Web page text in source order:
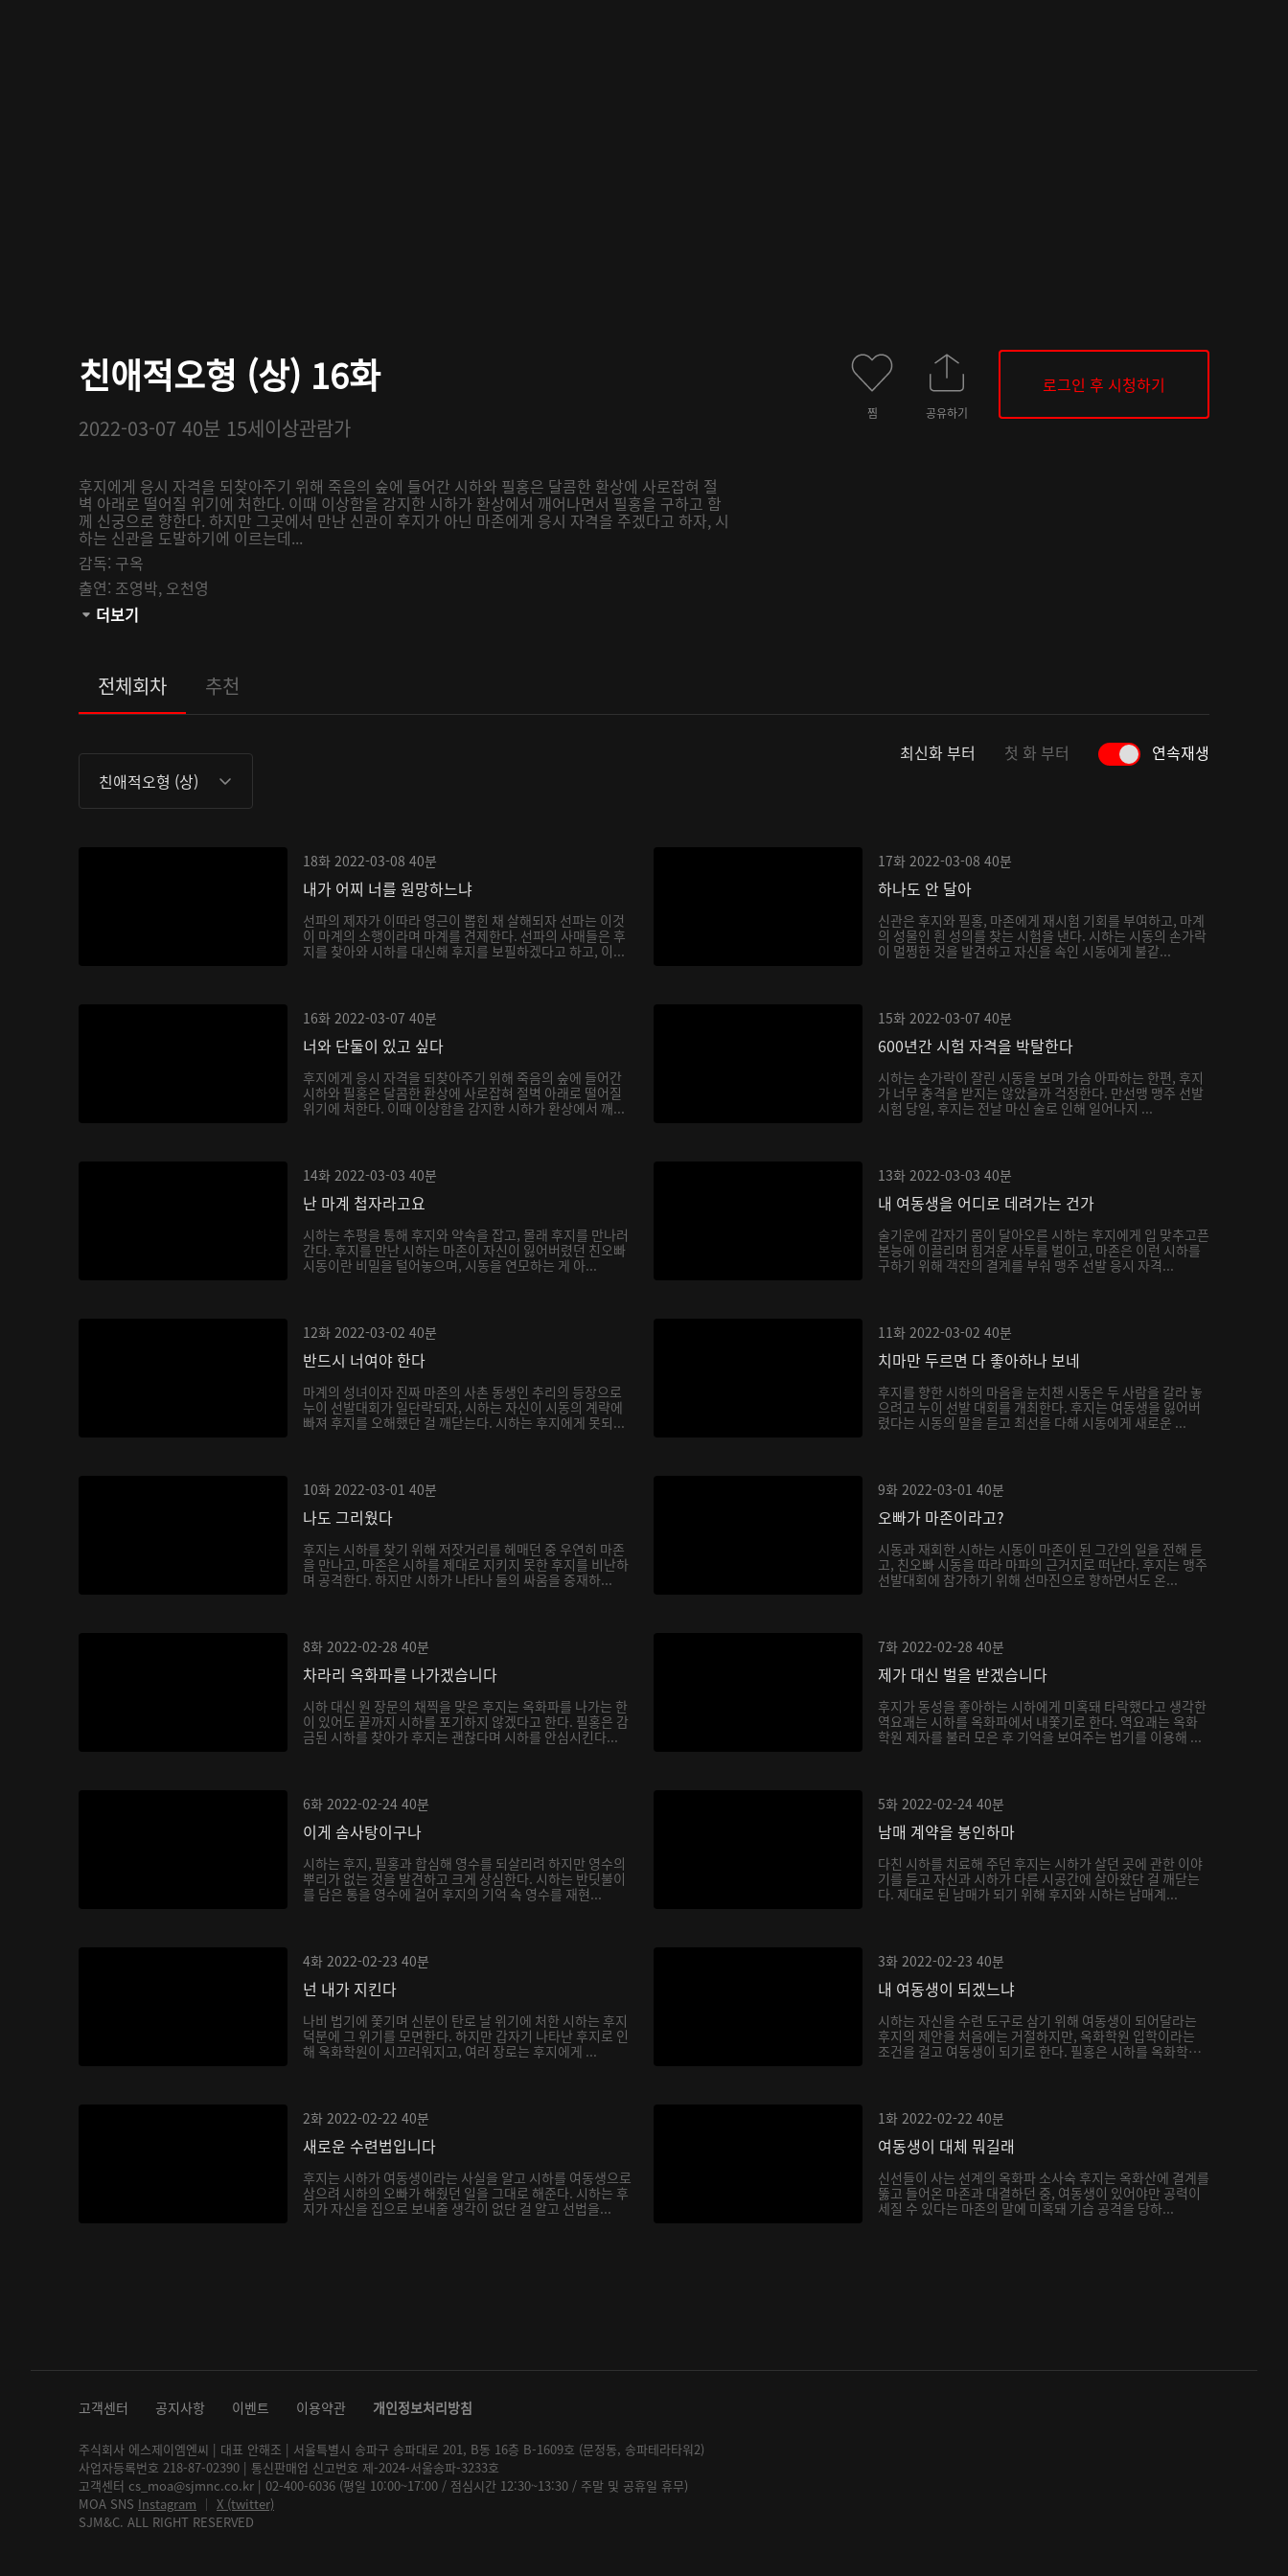
친애적오형 (상) 16화
2022-03-07 40분 15세이상관람가
후지에게 응시 자격을 되찾아주기 위해 죽음의 숲에 들어간 시하와 필홍은 달콤한 환상에 사로잡혀 절
벽 아래로 떨어질 위기에 처한다. 이때 이상함을 감지한 시하가 환상에서 깨어나면서 필홍을 구하고 함
께 신궁으로 향한다. 하지만 그곳에서 만난 신관이 후지가 아닌 마존에게 응시 자격을 주겠다고 하자, 시
하는 신관을 도발하기에 이르는데...
감독: 구옥
출연: 조영박, 오천영
관람등급:
더보기
찜 공유하기
로그인 후 시청하기
전체회차 추천
친애적오형 (상)
최신화 부터 첫 화 부터 연속재생
18화 2022-03-08 40분
내가 어찌 너를 원망하느냐
선파의 제자가 이따라 영근이 뽑힌 채 살해되자 선파는 이것
이 마계의 소행이라며 마계를 견제한다. 선파의 사매들은 후
지를 찾아와 시하를 대신해 후지를 보필하겠다고 하고, 이...
17화 2022-03-08 40분
하나도 안 달아
신관은 후지와 필홍, 마존에게 재시험 기회를 부여하고, 마계
의 성물인 흰 성의를 찾는 시험을 낸다. 시하는 시동의 손가락
이 멀쩡한 것을 발견하고 자신을 속인 시동에게 불같...
16화 2022-03-07 40분
너와 단둘이 있고 싶다
후지에게 응시 자격을 되찾아주기 위해 죽음의 숲에 들어간
시하와 필홍은 달콤한 환상에 사로잡혀 절벽 아래로 떨어질
위기에 처한다. 이때 이상함을 감지한 시하가 환상에서 깨...
15화 2022-03-07 40분
600년간 시험 자격을 박탈한다
시하는 손가락이 잘린 시동을 보며 가슴 아파하는 한편, 후지
가 너무 충격을 받지는 않았을까 걱정한다. 만선맹 맹주 선발
시험 당일, 후지는 전날 마신 술로 인해 일어나지 ...
14화 2022-03-03 40분
난 마계 첩자라고요
시하는 추평을 통해 후지와 약속을 잡고, 몰래 후지를 만나러
간다. 후지를 만난 시하는 마존이 자신이 잃어버렸던 친오빠
시동이란 비밀을 털어놓으며, 시동을 연모하는 게 아...
13화 2022-03-03 40분
내 여동생을 어디로 데려가는 건가
술기운에 갑자기 몸이 달아오른 시하는 후지에게 입 맞추고픈
본능에 이끌리며 힘겨운 사투를 벌이고, 마존은 이런 시하를
구하기 위해 객잔의 결계를 부숴 맹주 선발 응시 자격...
12화 2022-03-02 40분
반드시 너여야 한다
마계의 성녀이자 진짜 마존의 사촌 동생인 추리의 등장으로
누이 선발대회가 일단락되자, 시하는 자신이 시동의 계략에
빠져 후지를 오해했단 걸 깨닫는다. 시하는 후지에게 못되...
11화 2022-03-02 40분
치마만 두르면 다 좋아하나 보네
후지를 향한 시하의 마음을 눈치챈 시동은 두 사람을 갈라 놓
으려고 누이 선발 대회를 개최한다. 후지는 여동생을 잃어버
렸다는 시동의 말을 듣고 최선을 다해 시동에게 새로운 ...
10화 2022-03-01 40분
나도 그리웠다
후지는 시하를 찾기 위해 저잣거리를 헤매던 중 우연히 마존
을 만나고, 마존은 시하를 제대로 지키지 못한 후지를 비난하
며 공격한다. 하지만 시하가 나타나 둘의 싸움을 중재하...
9화 2022-03-01 40분
오빠가 마존이라고?
시동과 재회한 시하는 시동이 마존이 된 그간의 일을 전해 듣
고, 친오빠 시동을 따라 마파의 근거지로 떠난다. 후지는 맹주
선발대회에 참가하기 위해 선마진으로 향하면서도 온...
8화 2022-02-28 40분
차라리 옥화파를 나가겠습니다
시하 대신 원 장문의 채찍을 맞은 후지는 옥화파를 나가는 한
이 있어도 끝까지 시하를 포기하지 않겠다고 한다. 필홍은 감
금된 시하를 찾아가 후지는 괜찮다며 시하를 안심시킨다...
7화 2022-02-28 40분
제가 대신 벌을 받겠습니다
후지가 동성을 좋아하는 시하에게 미혹돼 타락했다고 생각한
역요괘는 시하를 옥화파에서 내쫓기로 한다. 역요괘는 옥화
학원 제자를 불러 모은 후 기억을 보여주는 법기를 이용해 ...
6화 2022-02-24 40분
이게 솜사탕이구나
시하는 후지, 필홍과 합심해 영수를 되살리려 하지만 영수의
뿌리가 없는 것을 발견하고 크게 상심한다. 시하는 반딧불이
를 담은 통을 영수에 걸어 후지의 기억 속 영수를 재현...
5화 2022-02-24 40분
남매 계약을 봉인하마
다친 시하를 치료해 주던 후지는 시하가 살던 곳에 관한 이야
기를 듣고 자신과 시하가 다른 시공간에 살아왔단 걸 깨닫는
다. 제대로 된 남매가 되기 위해 후지와 시하는 남매계...
4화 2022-02-23 40분
넌 내가 지킨다
나비 법기에 쫓기며 신분이 탄로 날 위기에 처한 시하는 후지
덕분에 그 위기를 모면한다. 하지만 갑자기 나타난 후지로 인
해 옥화학원이 시끄러워지고, 여러 장로는 후지에게 ...
3화 2022-02-23 40분
내 여동생이 되겠느냐
시하는 자신을 수련 도구로 삼기 위해 여동생이 되어달라는
후지의 제안을 처음에는 거절하지만, 옥화학원 입학이라는
조건을 걸고 여동생이 되기로 한다. 필홍은 시하를 옥화학
2화 2022-02-22 40분
새로운 수련법입니다
후지는 시하가 여동생이라는 사실을 알고 시하를 여동생으로
삼으려 시하의 오빠가 해줬던 일을 그대로 해준다. 시하는 후
지가 자신을 집으로 보내줄 생각이 없단 걸 알고 선법을...
1화 2022-02-22 40분
여동생이 대체 뭐길래
신선들이 사는 선계의 옥화파 소사숙 후지는 옥화산에 결계를
뚫고 들어온 마존과 대결하던 중, 여동생이 있어야만 공력이
세질 수 있다는 마존의 말에 미혹돼 기습 공격을 당하...
고객센터 공지사항 이벤트 이용약관 개인정보처리방침
주식회사 에스제이엠엔씨 | 대표 안해조 | 서울특별시 송파구 송파대로 201, B동 16층 B-1609호 (문정동, 송파테라타워2)
사업자등록번호 218-87-02390 | 통신판매업 신고번호 제-2024-서울송파-3233호
고객센터 cs_moa@sjmnc.co.kr | 02-400-6036 (평일 10:00~17:00 / 점심시간 12:30~13:30 / 주말 및 공휴일 휴무)
MOA SNS Instagram │ X (twitter)
SJM&C. ALL RIGHT RESERVED